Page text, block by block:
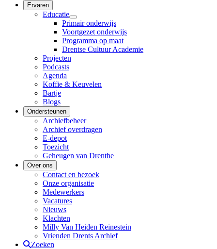
Ervaren
Educatie
Primair onderwijs
Voortgezet onderwijs
Programma op maat
Drentse Cultuur Academie
Projecten
Podcasts
Agenda
Koffie & Keuvelen
Bartje
Blogs
Ondersteunen
Archiefbeheer
Archief overdragen
E-depot
Toezicht
Geheugen van Drenthe
Over ons
Contact en bezoek
Onze organisatie
Medewerkers
Vacatures
Nieuws
Klachten
Milly Van Heiden Reinestein
Vrienden Drents Archief
Zoeken